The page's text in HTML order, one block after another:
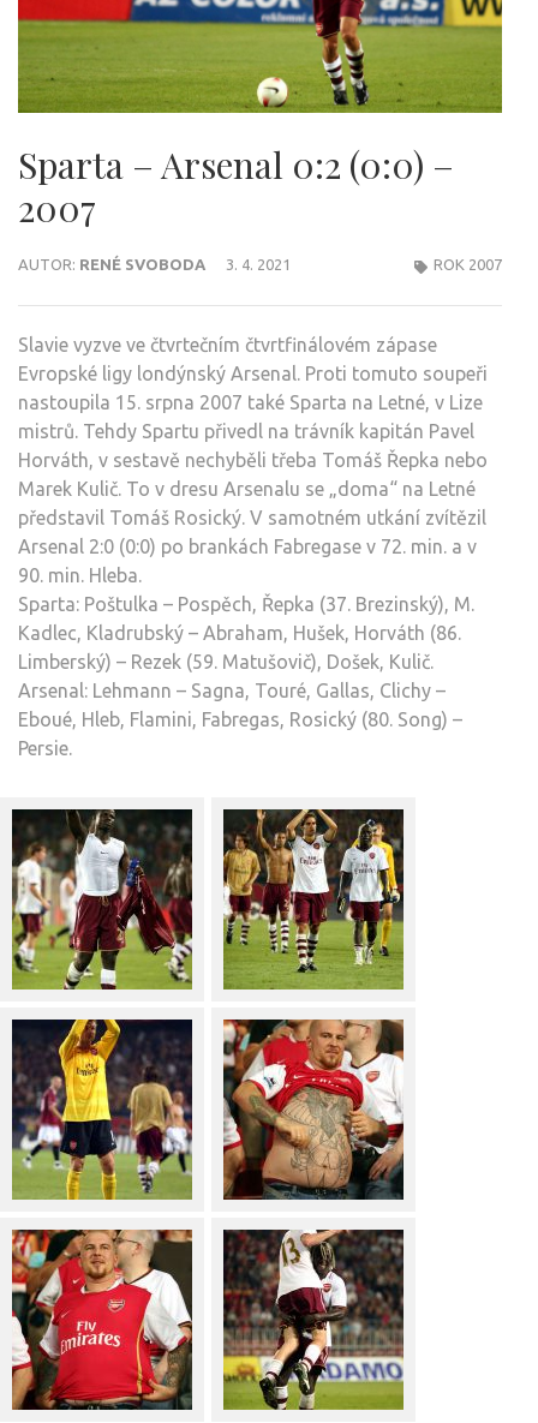
Sparta – Arsenal 0:2 (0:0) –
2007
AUTOR: RENÉ SVOBODA 3. 4. 2021 ROK 2007
Slavie vyzve ve čtvrtečním čtvrtfinálovém zápase
Evropské ligy londýnský Arsenal. Proti tomuto soupeři
nastoupila 15. srpna 2007 také Sparta na Letné, v Lize
mistrů. Tehdy Spartu přivedl na trávník kapitán Pavel
Horváth, v sestavě nechyběli třeba Tomáš Řepka nebo
Marek Kulič. To v dresu Arsenalu se „doma“ na Letné
představil Tomáš Rosický. V samotném utkání zvítězil
Arsenal 2:0 (0:0) po brankách Fabregase v 72. min. a v
90. min. Hleba.
Sparta: Poštulka – Pospěch, Řepka (37. Brezinský), M.
Kadlec, Kladrubský – Abraham, Hušek, Horváth (86.
Limberský) – Rezek (59. Matušovič), Došek, Kulič.
Arsenal: Lehmann – Sagna, Touré, Gallas, Clichy –
Eboué, Hleb, Flamini, Fabregas, Rosický (80. Song) –
Persie.